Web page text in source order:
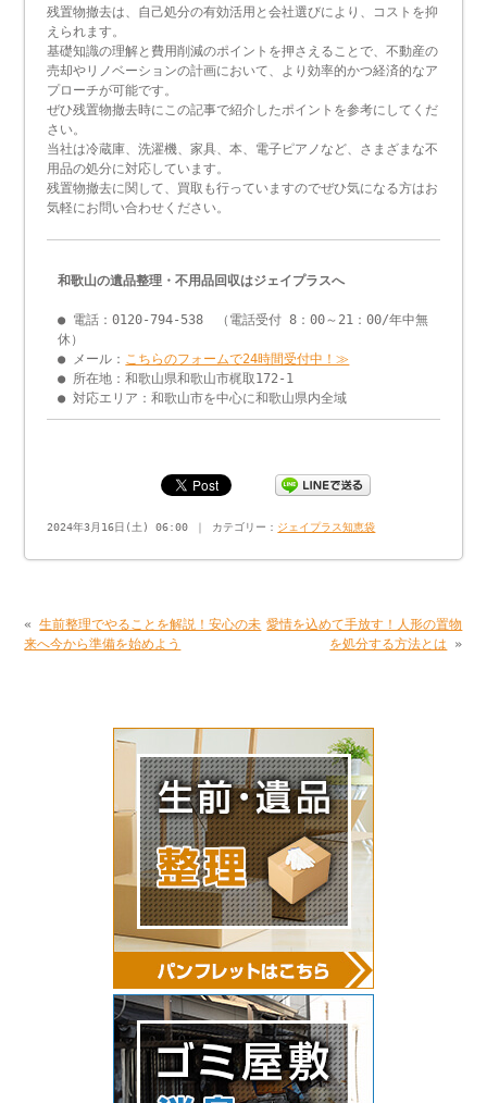
残置物撤去は、自己処分の有効活用と会社選びにより、コストを抑
えられます。
基礎知識の理解と費用削減のポイントを押さえることで、不動産の
売却やリノベーションの計画において、より効率的かつ経済的なア
プローチが可能です。
ぜひ残置物撤去時にこの記事で紹介したポイントを参考にしてくだ
さい。
当社は冷蔵庫、洗濯機、家具、本、電子ピアノなど、さまざまな不
用品の処分に対応しています。
残置物撤去に関して、買取も行っていますのでぜひ気になる方はお
気軽にお問い合わせください。
和歌山の遺品整理・不用品回収はジェイプラスへ
● 電話：0120-794-538 （電話受付 8：00～21：00/年中無
休）
● メール： こちらのフォームで24時間受付中！≫
● 所在地：和歌山県和歌山市梶取172-1
● 対応エリア：和歌山市を中心に和歌山県内全域
2024年3月16日(土) 06:00 ｜ カテゴリー： ジェイプラス知恵袋
«生前整理でやることを解説！安心の未
来へ今から準備を始めよう
愛情を込めて手放す！人形の置物
を処分する方法とは »